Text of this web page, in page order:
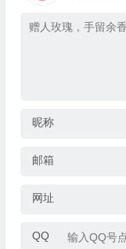
昵称
邮箱
网址
QQ